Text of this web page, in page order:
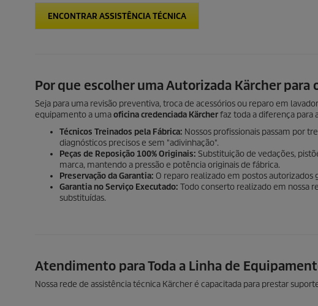
ENCONTRAR ASSISTÊNCIA TÉCNICA
Por que escolher uma Autorizada Kärcher
Seja para uma revisão preventiva, troca de acessórios ou reparo em
equipamento a umaoficina credenciada Kärcherfaz toda a diferença para
Técnicos Treinados pela Fábrica: Nossos profissionais passam por
diagnósticos precisos e sem "adivinhação".
Peças de Reposição 100% Originais: Substituição de vedações,
marca, mantendo a pressão e potência originais de fábrica.
Preservação da Garantia: O reparo realizado em postos
Garantia no Serviço Executado: Todo conserto realizado em nossa
substituídas.
Atendimento para Toda a Linha de
Nossa rede de assistência técnica Kärcher é capacitada para prestar